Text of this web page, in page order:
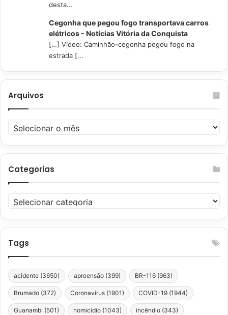
desta...
Cegonha que pegou fogo transportava carros
elétricos - Notícias Vitória da Conquista
[…] Vídeo: Caminhão-cegonha pegou fogo na
estrada [...
Arquivos
Arquivos
Categorias
Categorias
Tags
acidente (3650) apreensão (399) BR-116 (963)
Brumado (372) Coronavírus (1901) COVID-19 (1944)
Guanambi (501) homicídio (1043) incêndio (343)